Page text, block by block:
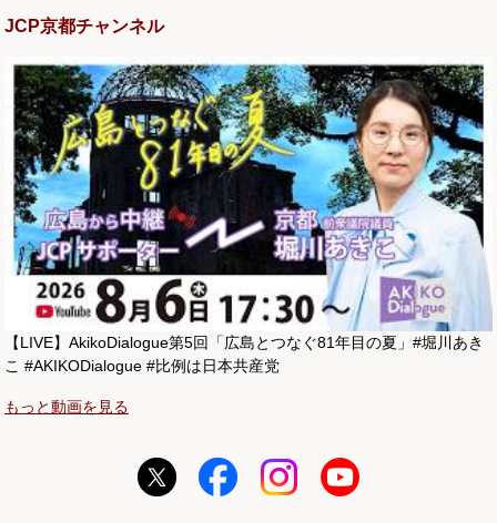
JCP京都チャンネル
【LIVE】AkikoDialogue第5回「広島とつなぐ81年目の夏」#堀川あき
こ #AKIKODialogue #比例は日本共産党
もっと動画を見る